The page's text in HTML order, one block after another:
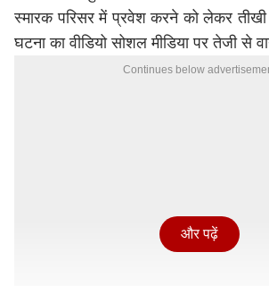
स्मारक परिसर में प्रवेश करने को लेकर तीखी
घटना का वीडियो सोशल मीडिया पर तेजी से
Continues below
और पढ़ें